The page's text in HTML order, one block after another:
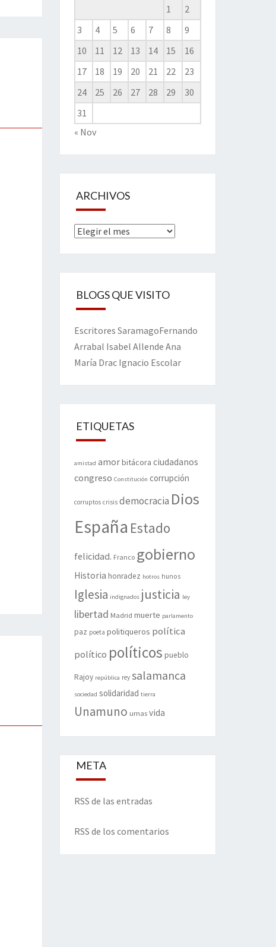
1
2
3
4 5 6 7 8
9
10
11 12 13 14 15
16
17
18 19 20 21 22
23
24
25 26 27 28 29
30
31
« Nov
ARCHIVOS
Archivos
BLOGS QUE VISITO
Escritores SaramagoFernando
Arrabal Isabel Allende Ana
María Drac Ignacio Escolar
ETIQUETAS
amistad amorbitácora ciudadanos
congreso Constitución corrupción
corruptos crisis democracia Dios
España Estado
felicidad. Franco gobierno
Historia honradez hotros hunos
Iglesia indignados justicia ley
libertad Madrid muerte parlamento
paz poeta politiqueros política
político políticos pueblo
Rajoy república rey salamanca
sociedad solidaridad tierra
Unamuno urnas vida
META
RSS de las entradas
RSS de los comentarios